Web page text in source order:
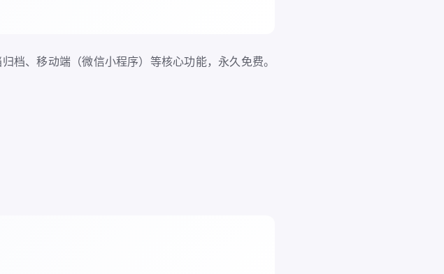
档、移动端（微信小程序）等核心功能，永久免费。